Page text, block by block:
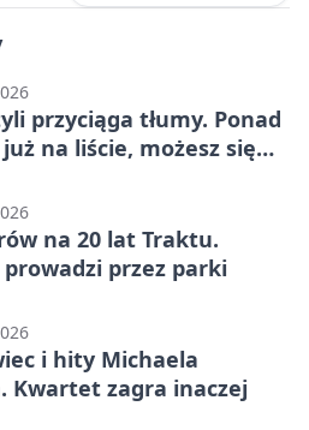
przyciąga tłumy. Ponad
na liście, możesz się
na 20 lat Traktu.
prowadzi przez parki
i hity Michaela
Kwartet zagra inaczej